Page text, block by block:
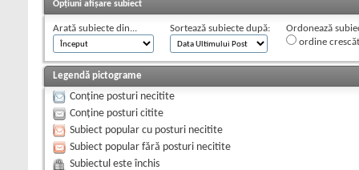
Opțiuni afișare subiect
Arată subiecte din... Sortează subiecte după:
Ordonează
ordine
Legendă pictograme
Conține posturi necitite
Conține posturi citite
Subiect popular cu posturi necitite
Subiect popular fără posturi necitite
Subiectul este închis